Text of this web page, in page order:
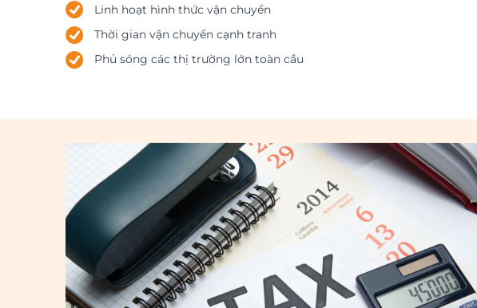
Linh hoạt hình thức vận chuyển
Thời gian vận chuyển cạnh tranh
Phủ sóng các thị trường lớn toàn cầu